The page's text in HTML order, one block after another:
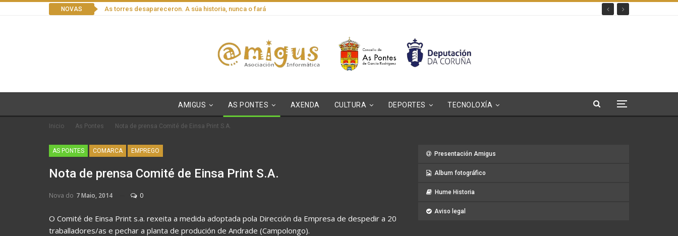
NOVAS As torres desapareceron. A súa historia, nunca o fará
AMIGUS AS PONTES AXENDA CULTURA DEPORTES TECNOLOXÍA
Inicio As Pontes Nota de prensa Comité de Einsa Print S.A.
AS PONTES COMARCA EMPREGO
Nota de prensa Comité de Einsa Print S.A.
Nova do 7 Maio, 2014 0
O Comité de Einsa Print s.a. rexeita a medida adoptada pola Dirección da Empresa de despedir a 20
traballadores/as e pechar a planta de produción de Andrade (Campolongo).
Presentación Amigus
Album fotográfico
Hume Historia
Aviso legal